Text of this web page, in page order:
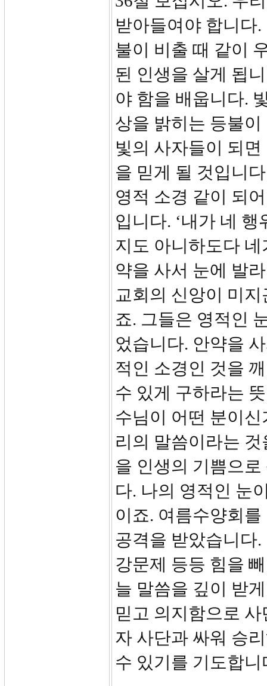
받아들여야 합니다
불이 비출 때 같이
된 인생을 살게 됩
야 함을 배웁니다.
상을 밝히는 등불
빛의 사자들이 되
을 믿게 될 것입니
영적 소경 같이 되
입니다. ‘내가 네
지도 아니하도다
약을 사서 눈에 발
교회의 신앙이 미
죠. 그들은 영적인
었습니다. 안약을
적인 소경인 것을
수 있게 구하라는
수님이 어떤 분이
리의 말씀이라는
을 인생의 기쁨으
다. 나의 영적인 눈
이죠. 여름수양회
공격을 받았습니다
강문제 등등 힘을
늘 말씀을 깊이 받
믿고 의지함으로
자 사단과 싸워 승
수 있기를 기도합니